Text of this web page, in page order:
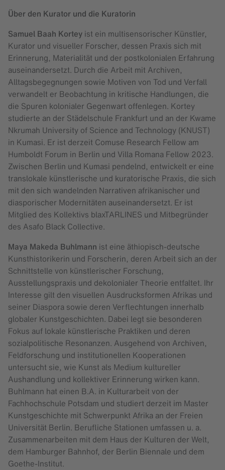
Über den Kurator und die Kuratorin
Samuel Baah Kortey ist ein multisensorischer Künstler,
Kurator und visueller Forscher, dessen Praxis sich mit
Erinnerung, Materialität und der postkolonialen Erfahrung
auseinandersetzt. Durch die Arbeit mit Archiven,
Alltagsbegegnungen sowie Motiven von Tod und Verfall
verwandelt er Beobachtung in kritische Handlungen, die
die Spuren kolonialer Gegenwart offenlegen. Kortey
studierte an der Städelschule Frankfurt und an der Kwame
Nkrumah University of Science and Technology (KNUST)
in Kumasi. Er ist derzeit Comuse Research Fellow am
Humboldt Forum in Berlin und Villa Romana Fellow 2023.
Zwischen Berlin und Kumasi pendelnd, entwickelt er eine
translokale künstlerische und kuratorische Praxis, die sich
mit den sich wandelnden Narrativen afrikanischer und
diasporischer Modernitäten auseinandersetzt. Er ist
Mitglied des Kollektivs blaxTARLINES und Mitbegründer
des Asafo Black Collective.
Maya Makeda Buhlmann ist eine äthiopisch-deutsche
Kunsthistorikerin und Forscherin, deren Arbeit sich an der
Schnittstelle von künstlerischer Forschung,
Ausstellungspraxis und dekolonialer Theorie entfaltet. Ihr
Interesse gilt den visuellen Ausdrucksformen Afrikas und
seiner Diaspora sowie deren Verflechtungen innerhalb
globaler Kunstgeschichten. Dabei legt sie besonderen
Fokus auf lokale künstlerische Praktiken und deren
sozialpolitische Resonanzen. Ausgehend von Archiven,
Feldforschung und institutionellen Kooperationen
untersucht sie, wie Kunst als Medium kultureller
Aushandlung und kollektiver Erinnerung wirken kann.
Buhlmann hat einen B.A. in Kulturarbeit von der
Fachhochschule Potsdam und studiert derzeit im Master
Kunstgeschichte mit Schwerpunkt Afrika an der Freien
Universität Berlin. Berufliche Stationen umfassen u. a.
Zusammenarbeiten mit dem Haus der Kulturen der Welt,
dem Hamburger Bahnhof, der Berlin Biennale und dem
Goethe-Institut.